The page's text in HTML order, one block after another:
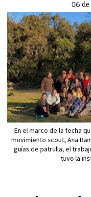
06 de
En el marco de la fecha
movimiento scout, Ana
guías de patrulla, el
tuvo la